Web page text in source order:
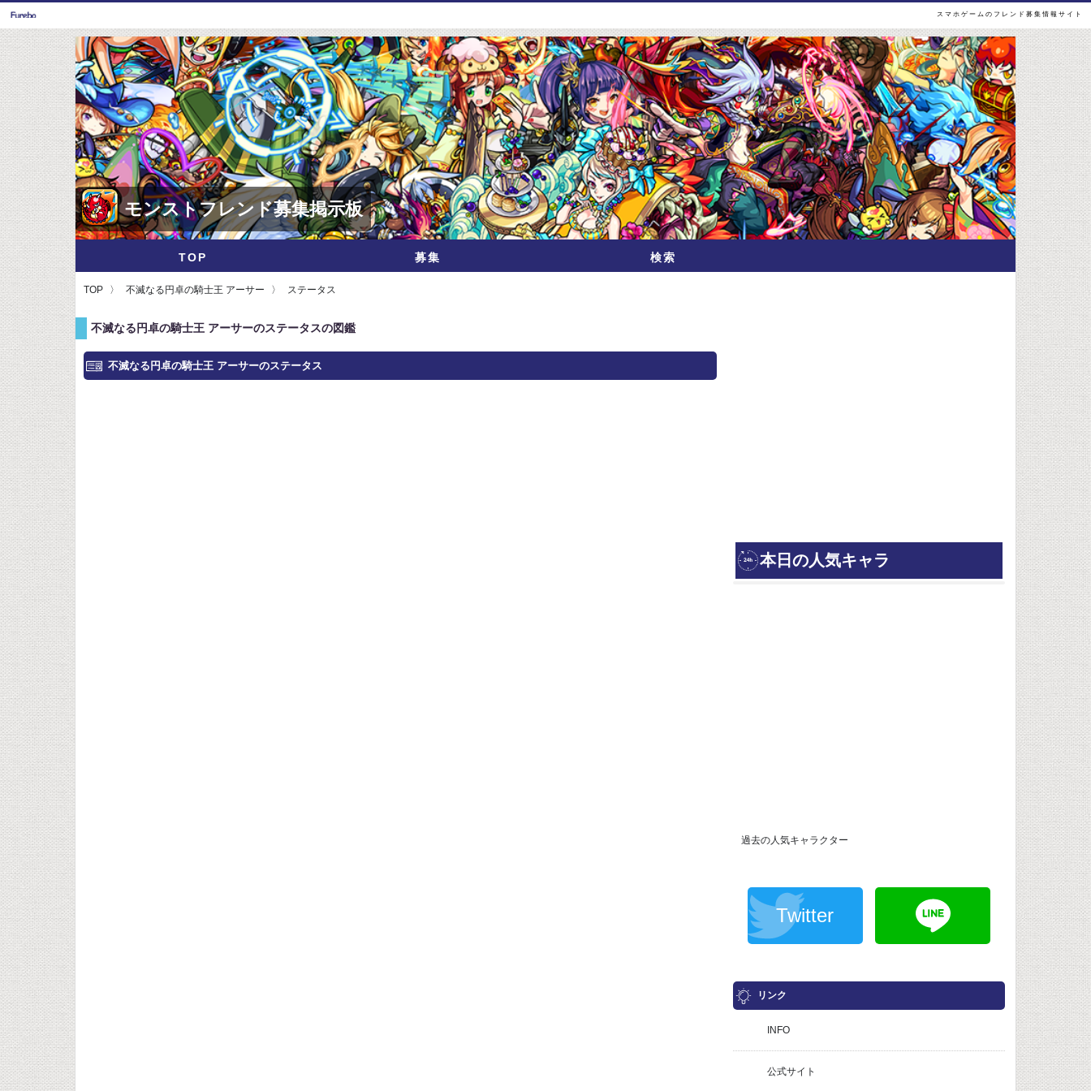
スマホゲームのフレンド募集情報サイト
モンストフレンド募集掲示板
TOP 募集 検索
TOP 不滅なる円卓の騎士王 アーサー ステータス
不滅なる円卓の騎士王 アーサーのステータスの図鑑
不滅なる円卓の騎士王 アーサーのステータス
過去の人気キャラクター
Twitter
リンク
INFO
公式サイト